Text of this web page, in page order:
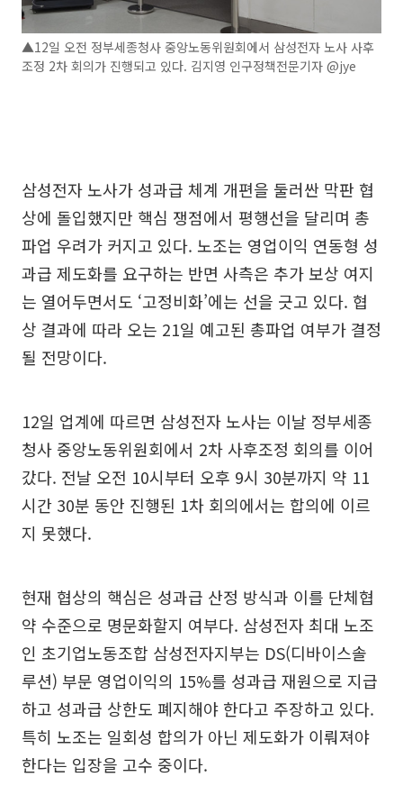
▲12일 오전 정부세종청사 중앙노동위원회에서 삼성전자 노사 사후
조정 2차 회의가 진행되고 있다. 김지영 인구정책전문기자 @jye
삼성전자 노사가 성과급 체계 개편을 둘러싼 막판 협
상에 돌입했지만 핵심 쟁점에서 평행선을 달리며 총
파업 우려가 커지고 있다. 노조는 영업이익 연동형 성
과급 제도화를 요구하는 반면 사측은 추가 보상 여지
는 열어두면서도 ‘고정비화’에는 선을 긋고 있다. 협
상 결과에 따라 오는 21일 예고된 총파업 여부가 결정
될 전망이다.
12일 업계에 따르면 삼성전자 노사는 이날 정부세종
청사 중앙노동위원회에서 2차 사후조정 회의를 이어
갔다. 전날 오전 10시부터 오후 9시 30분까지 약 11
시간 30분 동안 진행된 1차 회의에서는 합의에 이르
지 못했다.
현재 협상의 핵심은 성과급 산정 방식과 이를 단체협
약 수준으로 명문화할지 여부다. 삼성전자 최대 노조
인 초기업노동조합 삼성전자지부는 DS(디바이스솔
루션) 부문 영업이익의 15%를 성과급 재원으로 지급
하고 성과급 상한도 폐지해야 한다고 주장하고 있다.
특히 노조는 일회성 합의가 아닌 제도화가 이뤄져야
한다는 입장을 고수 중이다.